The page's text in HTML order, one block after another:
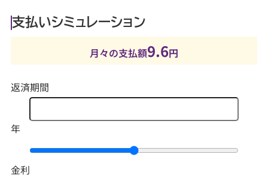
支払いシミュレーション
月々の支払額9.6円
返済期間
年
金利